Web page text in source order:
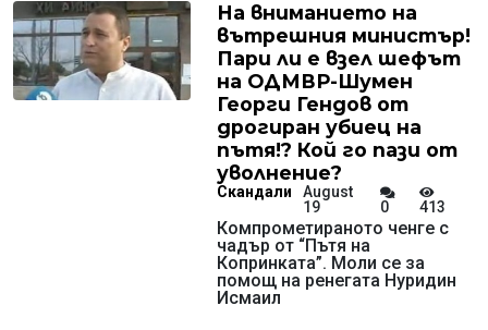
На вниманието на
вътрешния министър!
Пари ли е взел шефът
на ОДМВР-Шумен
Георги Гендов от
дрогиран убиец на
пътя!? Кой го пази от
уволнение?
Скандали
August
19
0 413
Компрометираното ченге с
чадър от “Пътя на
Копринката”. Моли се за
помощ на ренегата Нуридин
Исмаил